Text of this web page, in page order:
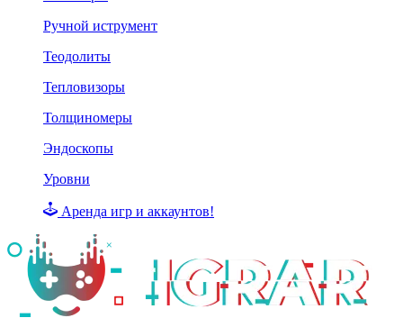
Ручной иструмент
Теодолиты
Тепловизоры
Толщиномеры
Эндоскопы
Уровни
Аренда игр и аккаунтов!